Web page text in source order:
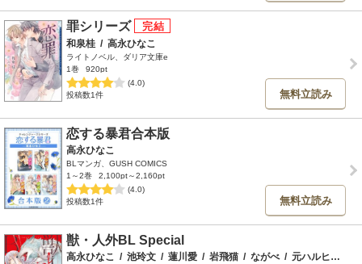
罪シリーズ
和泉桂 / 高永ひなこ
ライトノベル、ダリア文庫e
1巻
920pt
(4.0)
投稿数1件
無料立読み
恋する暴君合本版
高永ひなこ
BLマンガ、GUSH COMICS
1～2巻
2,100pt～2,160pt
(4.0)
投稿数1件
無料立読み
獣・人外BL Special
高永ひなこ / 池玲文 / 蓮川愛 / 岩飛猫 / ながべ / 元ハルヒラ